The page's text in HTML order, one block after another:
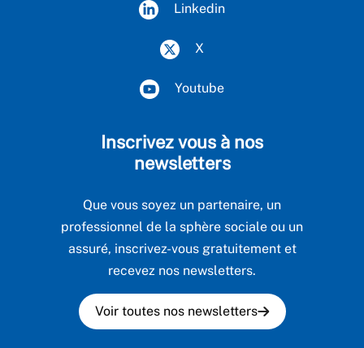
Linkedin
X
Youtube
Inscrivez vous à nos
newsletters
Que vous soyez un partenaire, un
professionnel de la sphère sociale ou un
assuré, inscrivez-vous gratuitement et
recevez nos newsletters.
Voir toutes nos newsletters